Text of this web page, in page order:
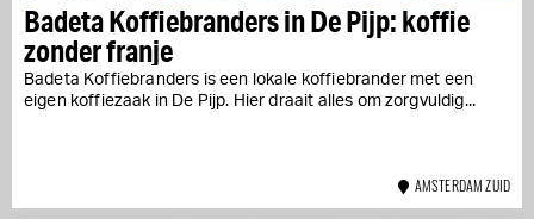
Badeta Koffiebranders in De Pijp: koffie
zonder franje
Badeta Koffiebranders is een lokale koffiebrander met een
eigen koffiezaak in De Pijp. Hier draait alles om zorgvuldig...
AMSTERDAM ZUID